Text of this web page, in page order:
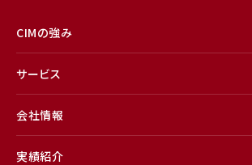
CIMの強み
サービス
会社情報
実績紹介